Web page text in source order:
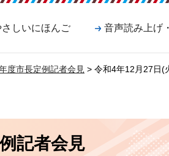
さしいにほんご 音声読み上げ
度市長定例記者会見 > 令和4年12月27日(
記者会見